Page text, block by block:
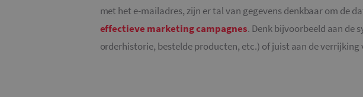
met het e-mailadres, zijn er tal van gegevens denkbaar om de
effectieve marketing campagnes. Denk bijvoorbeeld aan de
orderhistorie, bestelde producten, etc.) of juist aan de